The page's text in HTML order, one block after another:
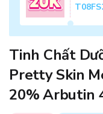
Tinh Chất
Pretty Skin
20% Arbutin